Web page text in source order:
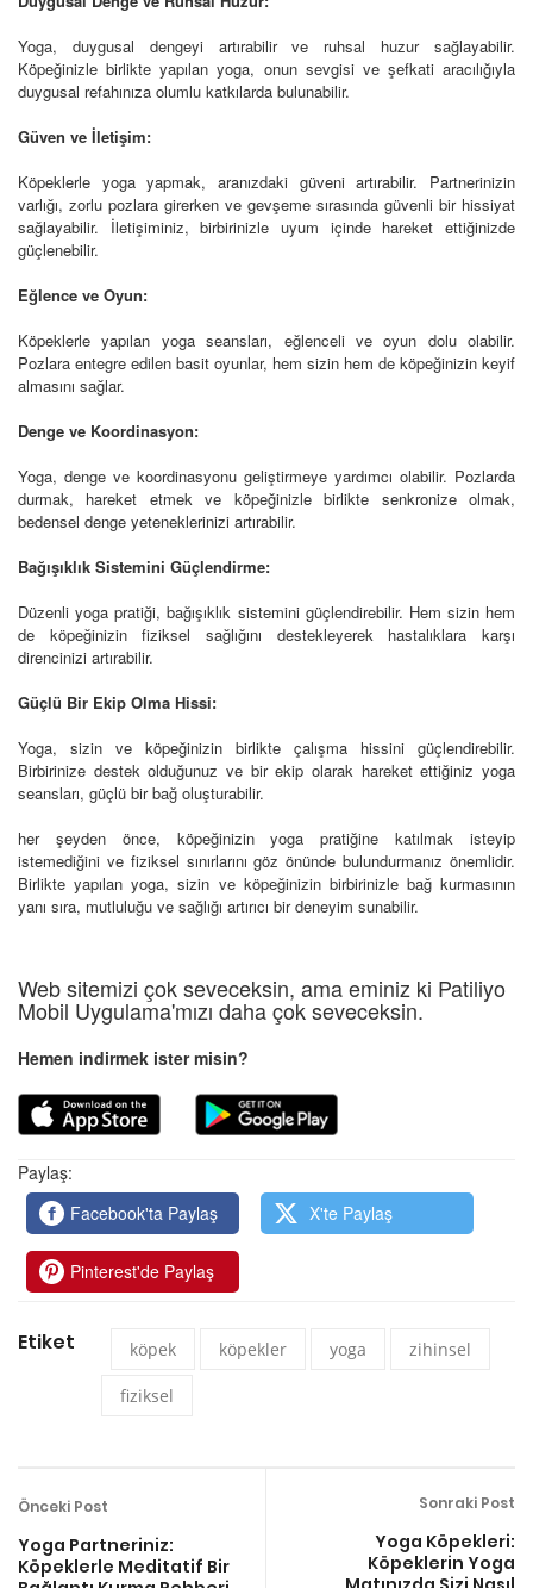
Yoga, duygusal dengeyi artırabilir ve ruhsal huzur sağlayabilir.
Köpeğinizle birlikte yapılan yoga, onun sevgisi ve şefkati aracılığıyla
duygusal refahınıza olumlu katkılarda bulunabilir.
Güven ve İletişim:
Köpeklerle yoga yapmak, aranızdaki güveni artırabilir. Partnerinizin
varlığı, zorlu pozlara girerken ve gevşeme sırasında güvenli bir hissiyat
sağlayabilir. İletişiminiz, birbirinizle uyum içinde hareket ettiğinizde
güçlenebilir.
Eğlence ve Oyun:
Köpeklerle yapılan yoga seansları, eğlenceli ve oyun dolu olabilir.
Pozlara entegre edilen basit oyunlar, hem sizin hem de köpeğinizin keyif
almasını sağlar.
Denge ve Koordinasyon:
Yoga, denge ve koordinasyonu geliştirmeye yardımcı olabilir. Pozlarda
durmak, hareket etmek ve köpeğinizle birlikte senkronize olmak,
bedensel denge yeteneklerinizi artırabilir.
Bağışıklık Sistemini Güçlendirme:
Düzenli yoga pratiği, bağışıklık sistemini güçlendirebilir. Hem sizin hem
de köpeğinizin fiziksel sağlığını destekleyerek hastalıklara karşı
direncinizi artırabilir.
Güçlü Bir Ekip Olma Hissi:
Yoga, sizin ve köpeğinizin birlikte çalışma hissini güçlendirebilir.
Birbirinize destek olduğunuz ve bir ekip olarak hareket ettiğiniz yoga
seansları, güçlü bir bağ oluşturabilir.
her şeyden önce, köpeğinizin yoga pratiğine katılmak isteyip
istemediğini ve fiziksel sınırlarını göz önünde bulundurmanız önemlidir.
Birlikte yapılan yoga, sizin ve köpeğinizin birbirinizle bağ kurmasının
yanı sıra, mutluluğu ve sağlığı artırıcı bir deneyim sunabilir.
Web sitemizi çok seveceksin, ama eminiz ki Patiliyo
Mobil Uygulama'mızı daha çok seveceksin.
Hemen indirmek ister misin?
Paylaş:
Facebook'ta Paylaş
X'te Paylaş
Pinterest'de Paylaş
Etiket köpek köpekler yoga zihinsel
fiziksel
Önceki Post
Yoga Partneriniz:
Köpeklerle Meditatif Bir
Sonraki Post
Yoga Köpekleri:
Köpeklerin Yoga